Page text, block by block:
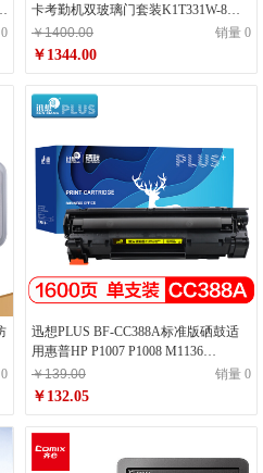
卡考勤机双玻璃门套装K1T331W-8企
业医院商场学校餐厅车站防疫门禁打
卡机
￥1400.00 销量 0
￥1344.00
迅想PLUS BF-CC388A标准版硒鼓适
用惠普HP P1007 P1008 M1136
M1213NF M1216nfh P1106 P1108
￥139.00 销量 0
￥132.05